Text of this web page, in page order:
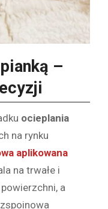
–
ocieplania
na rynku
aplikowana
na trwałe i
a